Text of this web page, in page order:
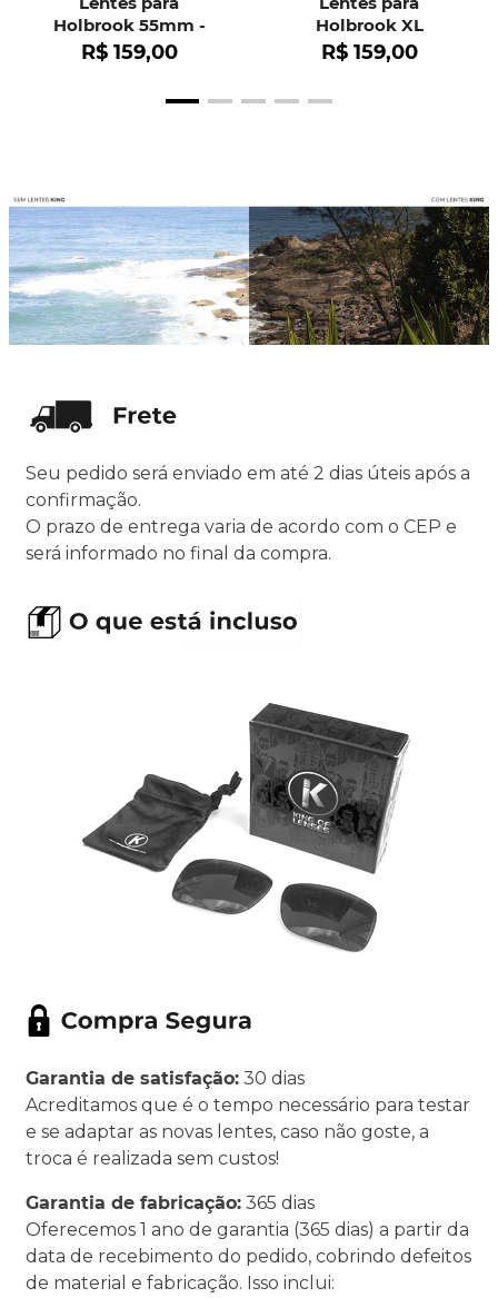
Holbrook 55mm -
OO9102
R$ 159,00
Holbrook XL
R$ 159,00
Seu pedido será enviado em até 2 dias úteis após a
confirmação.
O prazo de entrega varia de acordo com o CEP e
será informado no final da compra.
Garantia de satisfação: 30 dias
Acreditamos que é o tempo necessário para testar
e se adaptar as novas lentes, caso não goste, a
troca é realizada sem custos!
Garantia de fabricação: 365 dias
Oferecemos 1 ano de garantia (365 dias) a partir da
data de recebimento do pedido, cobrindo defeitos
de material e fabricação. Isso inclui: